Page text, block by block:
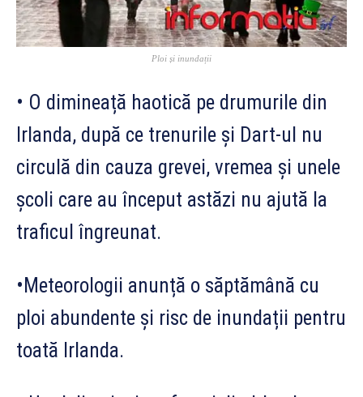
Ploi și inundații
• O dimineață haotică pe drumurile din
Irlanda, după ce trenurile și Dart-ul nu
circulă din cauza grevei, vremea și unele
școli care au început astăzi nu ajută la
traficul îngreunat.
•Meteorologii anunță o săptămână cu
ploi abundente și risc de inundații pentru
toată Irlanda.